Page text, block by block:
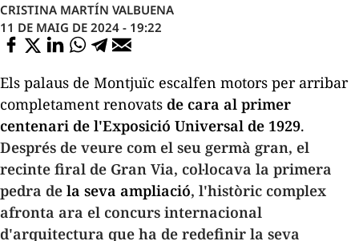
CRISTINA MARTÍN VALBUENA
11 DE MAIG DE 2024 - 19:22
Els palaus de Montjuïc escalfen motors per arribar
completament renovats de cara al primer
centenari de l'Exposició Universal de 1929.
Després de veure com el seu germà gran, el
recinte firal de Gran Via, col·locava la primera
pedra de la seva ampliació, l'històric complex
afronta ara el concurs internacional
d'arquitectura que ha de redefinir la seva